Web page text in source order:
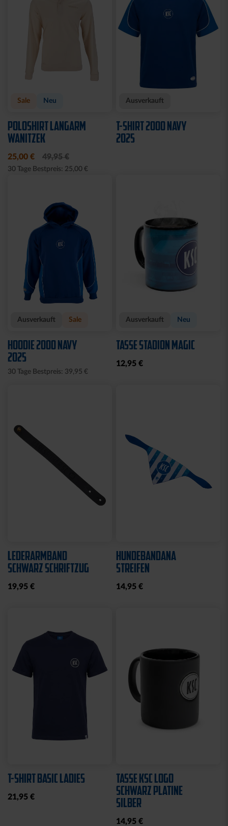
Sale Neu
POLOSHIRT LANGARM
WANITZEK
25,00 € 49,95 €
30 Tage Bestpreis: 25,00 €
Ausverkauft
T-SHIRT 2000 NAVY
2025
Ausverkauft Sale
HOODIE 2000 NAVY
2025
30 Tage Bestpreis: 39,95 €
Ausverkauft Neu
TASSE STADION MAGIC
12,95 €
LEDERARMBAND
SCHWARZ SCHRIFTZUG
19,95 €
HUNDEBANDANA
STREIFEN
14,95 €
T-SHIRT BASIC LADIES
21,95 €
TASSE KSC LOGO
SCHWARZ PLATINE
SILBER
14,95 €